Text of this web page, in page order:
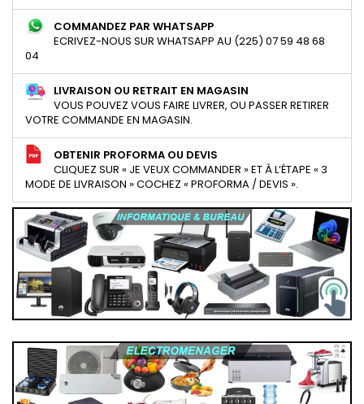
COMMANDEZ PAR WHATSAPP
ECRIVEZ-NOUS SUR WHATSAPP AU (225) 07 59 48 68
04
LIVRAISON OU RETRAIT EN MAGASIN
VOUS POUVEZ VOUS FAIRE LIVRER, OU PASSER RETIRER
VOTRE COMMANDE EN MAGASIN.
OBTENIR PROFORMA OU DEVIS
CLIQUEZ SUR « JE VEUX COMMANDER » ET À L’ÉTAPE « 3
MODE DE LIVRAISON » COCHEZ « PROFORMA / DEVIS ».